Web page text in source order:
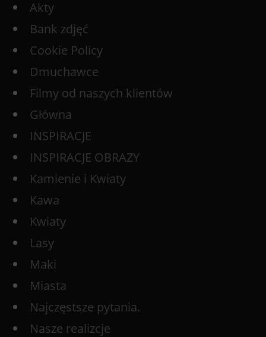
Akty
Bank zdjęć
Cookie Policy
Dmuchawce
Filmy od naszych klientów
Główna
INSPIRACJE
INSPIRACJE OBRAZY
Kamienie i Kwiaty
Kawa
Kwiaty
Lasy
Maki
Miasta
Najczęstsze pytania.
Nasze realizcje